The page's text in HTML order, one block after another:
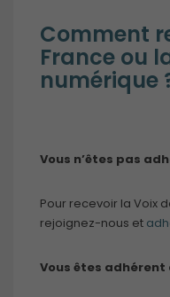
Comment
France ou
numérique
Vous n’êtes pas
Pour recevoir la Voix
rejoignez-nous et
Vous êtes adhérent à